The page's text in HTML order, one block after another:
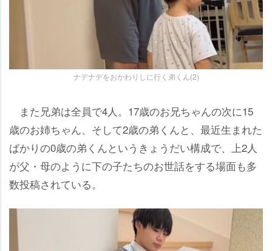
ナデナデをおかわりしに行く弟くん(2)
また兄弟は全員で4人。17歳のお兄ちゃんの次に15
歳のお姉ちゃん、そして2歳の弟くんと、最近生まれた
ばかりの0歳の弟くんというきょうだい構成で、上2人
が父・母のように下の子たちのお世話をする場面も多
数投稿されている。